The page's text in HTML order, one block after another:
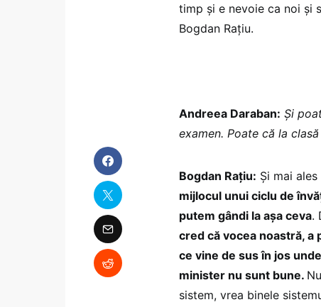
timp și e nevoie ca noi și
Bogdan Rațiu.
Andreea Daraban: Și
examen. Poate că la
Bogdan Rațiu: Și mai
mijlocul unui ciclu de
putem gândi la așa ceva.
cred că vocea noastră, a
ce vine de sus în jos
minister nu sunt bune.
sistem, vrea binele